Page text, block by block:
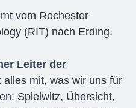
vom Rochester
(RIT) nach Erding.
Leiter der
alles mit, was wir uns für
Spielwitz, Übersicht,